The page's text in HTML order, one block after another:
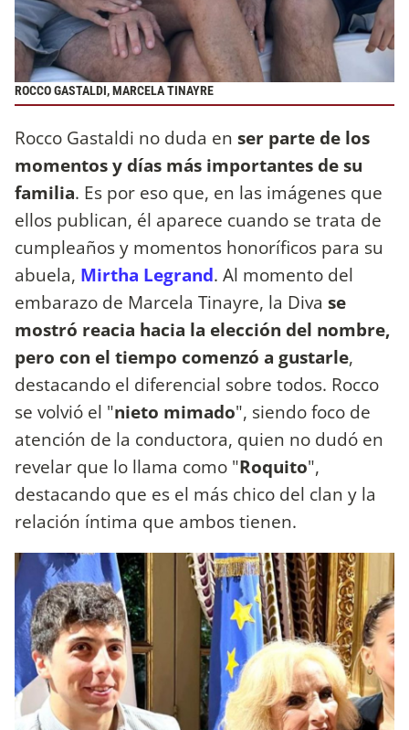
ROCCO GASTALDI, MARCELA TINAYRE
Rocco Gastaldi no duda en ser parte de los
momentos y días más importantes de su
familia. Es por eso que, en las imágenes que
ellos publican, él aparece cuando se trata de
cumpleaños y momentos honoríficos para su
abuela, Mirtha Legrand. Al momento del
embarazo de Marcela Tinayre, la Diva se
mostró reacia hacia la elección del nombre,
pero con el tiempo comenzó a gustarle,
destacando el diferencial sobre todos. Rocco
se volvió el "nieto mimado", siendo foco de
atención de la conductora, quien no dudó en
revelar que lo llama como "Roquito",
destacando que es el más chico del clan y la
relación íntima que ambos tienen.